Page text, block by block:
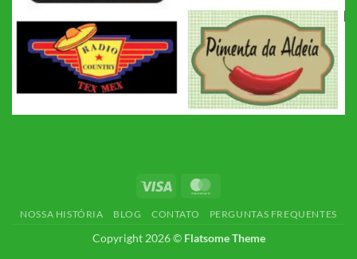
Visa
NOSSA HISTÓRIA BLOG CONTATO PERGUNTAS FREQUENTES
Copyright 2026 © Flatsome Theme